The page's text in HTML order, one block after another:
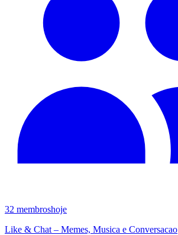
32 membroshoje
Like & Chat – Memes, Musica e Conversacao